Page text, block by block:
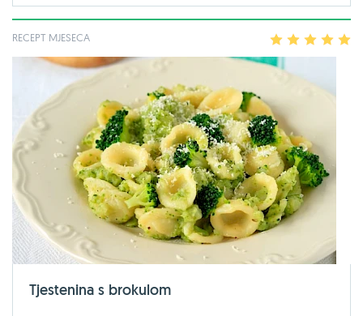
RECEPT MJESECA 2 3 4
Tjestenina s brokulom